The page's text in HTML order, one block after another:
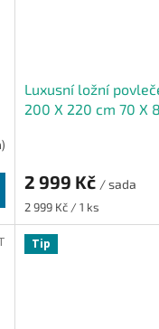
Luxusní ložní
200 X 220 cm 70 X
2 999 Kč / sada
Měrná
cena:
2 999 Kč / 1 ks
Tip